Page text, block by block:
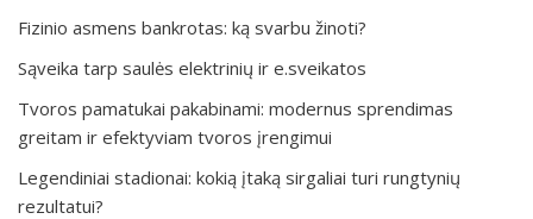
Fizinio asmens bankrotas: ką svarbu žinoti?
Sąveika tarp saulės elektrinių ir e.sveikatos
Tvoros pamatukai pakabinami: modernus sprendimas
greitam ir efektyviam tvoros įrengimui
Legendiniai stadionai: kokią įtaką sirgaliai turi rungtynių
rezultatui?